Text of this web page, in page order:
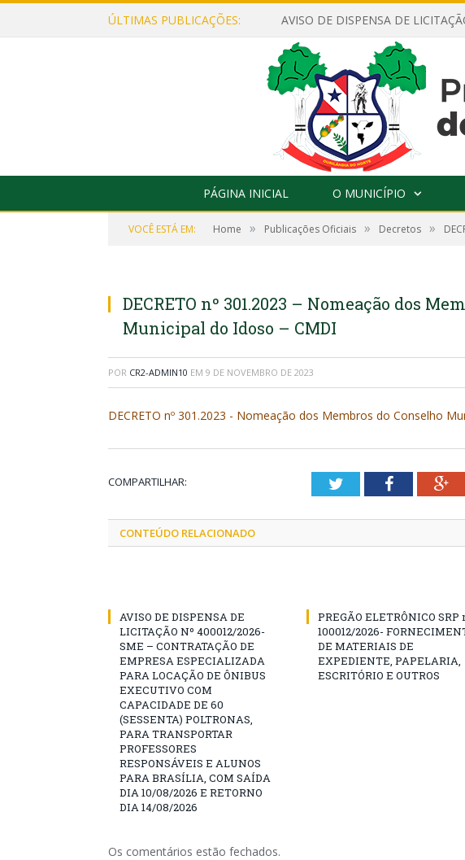
ÚLTIMAS PUBLICAÇÕES:
PÁGINA INICIAL O MUNICÍPIO
VOCÊ ESTÁ EM: Home » Publicações Oficiais » Decretos »
DECRETO nº 301.2023 – Nomeação dos
Municipal do Idoso – CMDI
POR CR2-ADMIN10 EM 9 DE NOVEMBRO DE 2023
DECRETO nº 301.2023 - Nomeação dos Membros do Conselho
COMPARTILHAR: TwitterFacebook
CONTEÚDO RELACIONADO
AVISO DE DISPENSA DE
LICITAÇÃO Nº 400012/2026-
SME – CONTRATAÇÃO DE
EMPRESA ESPECIALIZADA
PARA LOCAÇÃO DE ÔNIBUS
EXECUTIVO COM
CAPACIDADE DE 60
(SESSENTA) POLTRONAS,
PARA TRANSPORTAR
PROFESSORES
RESPONSÁVEIS E ALUNOS
PARA BRASÍLIA, COM SAÍDA
DIA 10/08/2026 E RETORNO
DIA 14/08/2026
PREGÃO ELETRÔNICO SRP
100012/2026-
DE MATERIAIS DE
EXPEDIENTE, PAPELARIA,
ESCRITÓRIO E OUTROS
Os comentários estão fechados.